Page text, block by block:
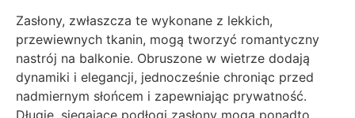
Zasłony, zwłaszcza te wykonane z lekkich,
przewiewnych tkanin, mogą tworzyć romantyczny
nastrój na balkonie. Obruszone w wietrze dodają
dynamiki i elegancji, jednocześnie chroniąc przed
nadmiernym słońcem i zapewniając prywatność.